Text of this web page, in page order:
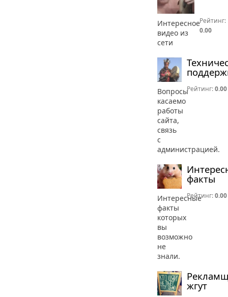
Интересное
видео из
сети
Рейтинг:
0.00
Вопросы
касаемо
работы
сайта,
связь
с
администрацией.
Рейтинг:0.00
факты
Интересные
факты
которых
вы
возможно
не
знали.
Рейтинг:0.00
жгут